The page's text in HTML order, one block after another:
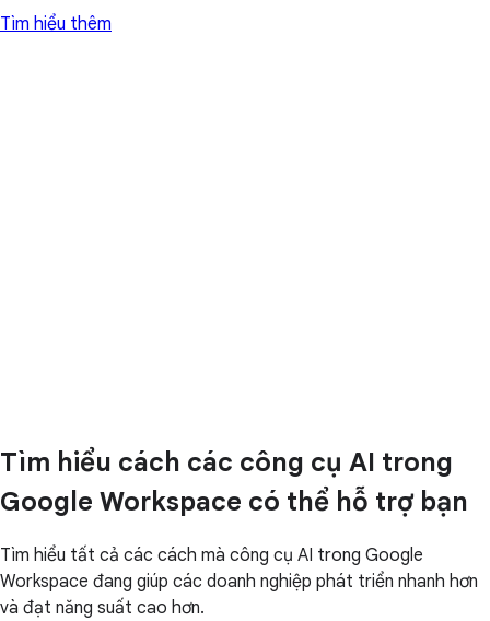
Tìm hiểu thêm
Tìm hiểu cách các công cụ AI trong
Google Workspace có thể hỗ trợ bạn
Tìm hiểu tất cả các cách mà công cụ AI trong Google
Workspace đang giúp các doanh nghiệp phát triển nhanh hơn
và đạt năng suất cao hơn.